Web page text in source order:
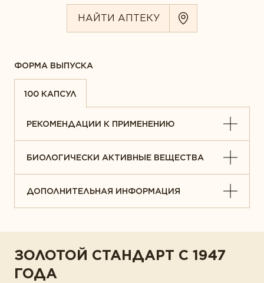
ФерментыНАЙТИ АПТЕКУ
ФОРМА ВЫПУСКА
100 КАПСУЛ
РЕКОМЕНДАЦИИ К ПРИМЕНЕНИЮ
БИОЛОГИЧЕСКИ АКТИВНЫЕ ВЕЩЕСТВА
ДОПОЛНИТЕЛЬНАЯ ИНФОРМАЦИЯ
ЗОЛОТОЙ СТАНДАРТ С 1947
ГОДА